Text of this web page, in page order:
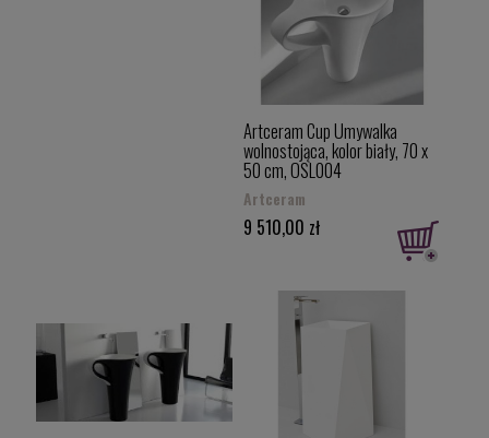
Artceram Cup Umywalka
wolnostojąca, kolor biały, 70 x
50 cm, OSL004
Artceram
9 510,00 zł